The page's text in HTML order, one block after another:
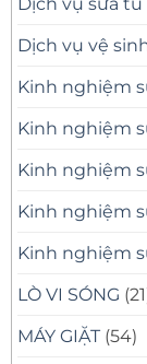
Dịch vụ vệ
Kinh nghiệm
Kinh nghiệm
Kinh nghiệm
Kinh nghiệm
Kinh nghiệm
LÒ VI SÓNG
MÁY GIẶT (54)